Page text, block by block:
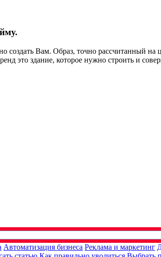
создать Вам. Образ, точно рассчитанный на
это здание, которое нужно строить и
Автоматизация бизнеса Реклама и маркетинг